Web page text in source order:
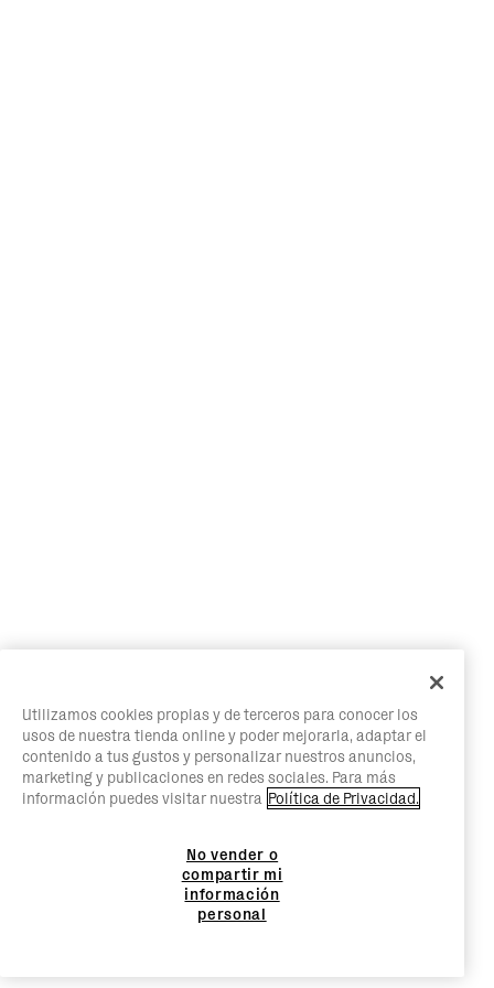
Utilizamos cookies propias y de terceros para conocer los
usos de nuestra tienda online y poder mejorarla, adaptar el
contenido a tus gustos y personalizar nuestros anuncios,
marketing y publicaciones en redes sociales. Para más
información puedes visitar nuestra Política de Privacidad.
No vender o
compartir mi
información
personal